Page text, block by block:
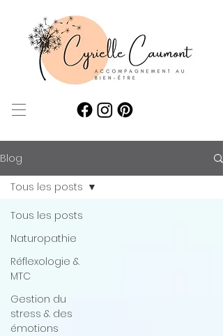
Blog
Tous les posts
Naturopathie
Réflexologie &
MTC
Gestion du
stress & des
émotions
Tous les posts